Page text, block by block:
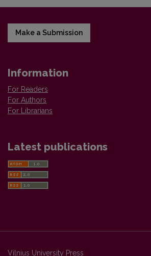
Make a Submission
Information
For Readers
For Authors
For Librarians
Latest publications
Vilnius University Press